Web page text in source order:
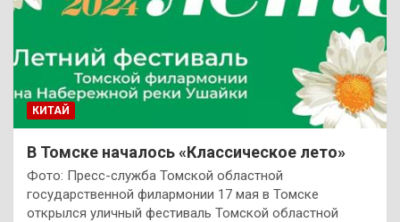
КИТАЙ
В Томске началось «Классическое лето»
Фото: Пресс-служба Томской областной
государственной филармонии 17 мая в Томске
открылся уличный фестиваль Томской областной